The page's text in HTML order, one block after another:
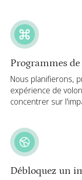
Programmes
Nous planifierons,
expérience de
concentrer sur
Débloquez un